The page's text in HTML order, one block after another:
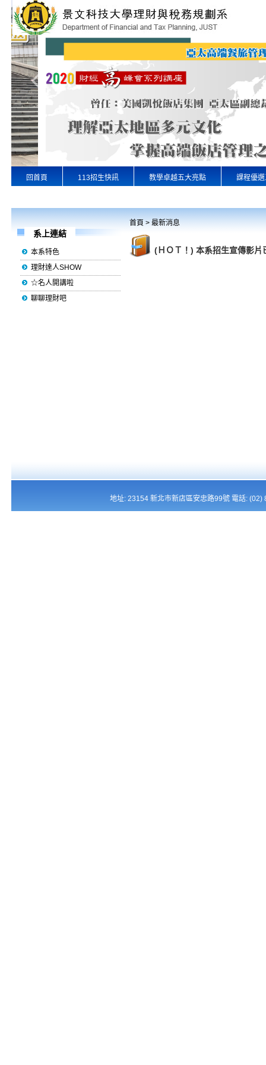
回首頁 113招生快訊 教學卓越五大亮點 課程優
系上連結
本系特色
理財達人SHOW
☆名人開講啦
聊聊理財吧
首頁 > 最新消息
(ＨＯＴ！) 本系招生宣傳影片
地址: 23154 新北市新店區安忠路99號 電話: